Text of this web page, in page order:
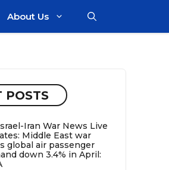
About Us
POSTS
Iran War News Live
Middle East war
global air passenger
down 3.4% in April: